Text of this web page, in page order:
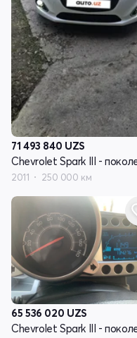
71 493 840 UZS
2011 250 000 км
65 536 020 UZS